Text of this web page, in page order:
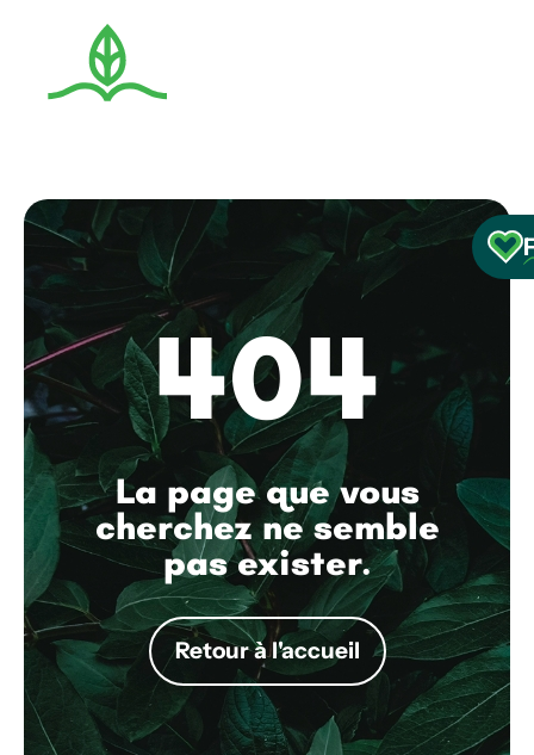
404
La page que vous
cherchez ne semble
pas exister.
Retour à l'accueil